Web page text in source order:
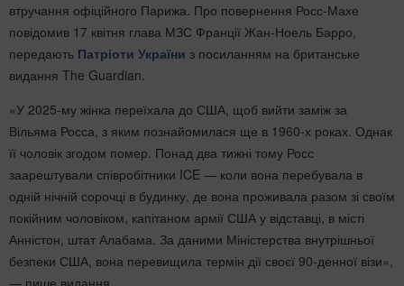
втручання офіційного Парижа. Про повернення Росс-Махе
повідомив 17 квітня глава МЗС Франції Жан-Ноель Барро,
передають Патріоти України з посиланням на британське
видання The Guardian.
«У 2025-му жінка переїхала до США, щоб вийти заміж за
Вільяма Росса, з яким познайомилася ще в 1960-х роках. Однак
її чоловік згодом помер. Понад два тижні тому Росс
заарештували співробітники ICE — коли вона перебувала в
одній нічній сорочці в будинку, де вона проживала разом зі своїм
покійним чоловіком, капітаном армії США у відставці, в місті
Анністон, штат Алабама. За даними Міністерства внутрішньої
безпеки США, вона перевищила термін дії своєї 90-денної візи»,
— пише видання.